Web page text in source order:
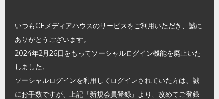
いつもCEメディアハウスのサービスをご利用いただき、誠に
ありがとうございます。
2024年2月26日をもってソーシャルログイン機能を廃止いた
しました。
ソーシャルログインを利用してログインされていた方は、誠
にお手数ですが、上記「新規会員登録」より、改めてご登録